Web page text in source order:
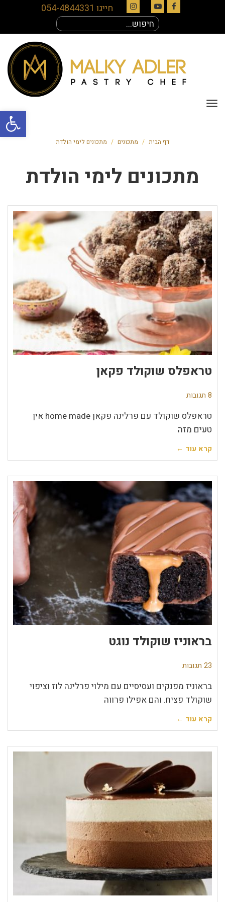
פתח
Facebook
YouTube
Instagram
חייגו 054-4844331
עבור:
תפריט
דף הבית / מתכונים / מתכונים לימי הולדת
מתכונים לימי הולדת
טראפלס שוקולד פקאן
8 תגובות
טראפלס שוקולד עם פרלינה פקאן home made אין
טעים מזה
קרא עוד ←
בראוניז שוקולד נוגט
23 תגובות
בראוניז מפנקים ועסיסיים עם מילוי פרלינה לוז וציפוי
שוקולד פציח. והם אפילו פרווה
קרא עוד ←